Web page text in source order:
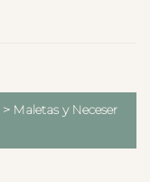
> Maletas y Neceser